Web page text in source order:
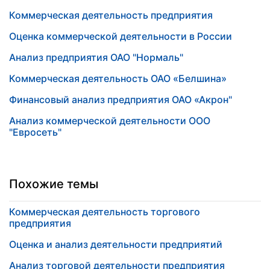
Коммерческая деятельность предприятия
Оценка коммерческой деятельности в России
Анализ предприятия ОАО "Нормаль"
Коммерческая деятельность ОАО «Белшина»
Финансовый анализ предприятия ОАО «Акрон"
Анализ коммерческой деятельности ООО
"Евросеть"
Похожие темы
Коммерческая деятельность торгового
предприятия
Оценка и анализ деятельности предприятий
Анализ торговой деятельности предприятия